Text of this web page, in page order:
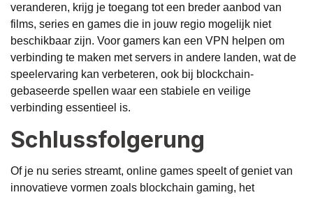
veranderen, krijg je toegang tot een breder aanbod van
films, series en games die in jouw regio mogelijk niet
beschikbaar zijn. Voor gamers kan een VPN helpen om
verbinding te maken met servers in andere landen, wat de
speelervaring kan verbeteren, ook bij blockchain-
gebaseerde spellen waar een stabiele en veilige
verbinding essentieel is.
Schlussfolgerung
Of je nu series streamt, online games speelt of geniet van
innovatieve vormen zoals blockchain gaming, het